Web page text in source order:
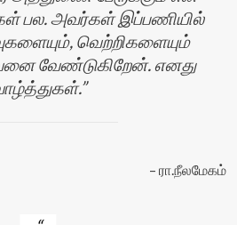
பல. அவர்கள் இப்பணியில்
வெற்றிகளையும்
வேண்டுகிறேன். எனது
ரா.நீலமேகம்